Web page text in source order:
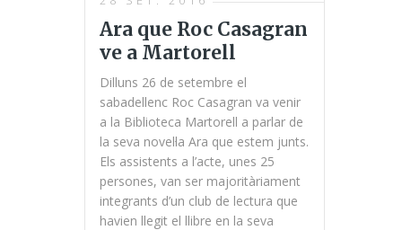
Ara que Roc Casagran
ve a Martorell
Dilluns 26 de setembre el
sabadellenc Roc Casagran va venir
a la Biblioteca Martorell a parlar de
la seva novel·la Ara que estem junts.
Els assistents a l’acte, unes 25
persones, van ser majoritàriament
integrants d’un club de lectura que
havien llegit el llibre en la seva